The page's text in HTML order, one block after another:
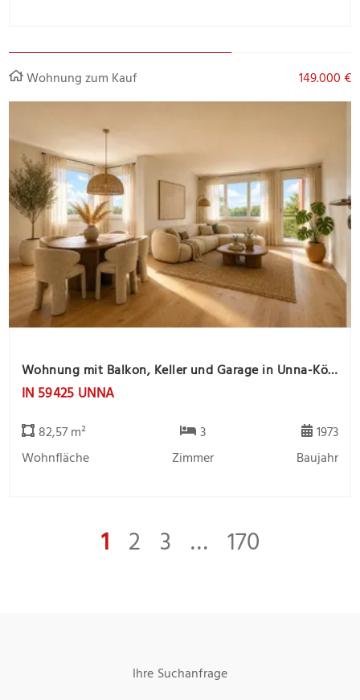
Wohnung zum Kauf 149.000 €
Wohnung mit Balkon, Keller und Garage in Unna-Königsborn
IN 59425 UNNA
82,57 m²
Wohnfläche
3
Zimmer
1973
Baujahr
1 2 3 … 170
Ihre Suchanfrage